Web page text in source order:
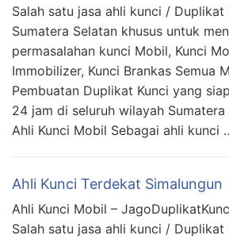
Salah satu jasa ahli kunci /
Sumatera Selatan khusus untuk
permasalahan kunci Mobil, Kunci
Immobilizer, Kunci Brankas Semua
Pembuatan Duplikat Kunci yang
24 jam di seluruh wilayah Sumatera
Ahli Kunci Mobil Sebagai ahli kunci
Ahli Kunci Terdekat Simalungun
Ahli Kunci Mobil –
Salah satu jasa ahli kunci /